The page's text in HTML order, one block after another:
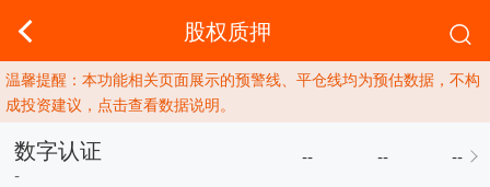
股权质押
温馨提醒：本功能相关页面展示的预警线、平仓线均为预估数据，不构
成投资建议，点击查看数据说明。
数字认证
-
-- -- --